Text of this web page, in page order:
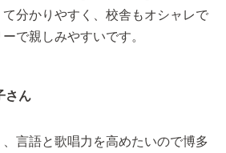
分かりやすく、校舎もオシャレで
で親しみやすいです。
さん
言語と歌唱力を高めたいので博多